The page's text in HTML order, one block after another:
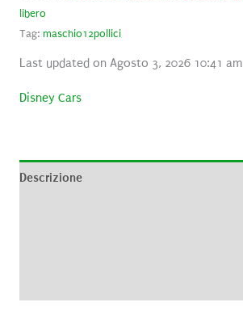
libero
Tag: maschio12pollici
Last updated on Agosto 3, 2026 10:41 am
Disney Cars
Descrizione